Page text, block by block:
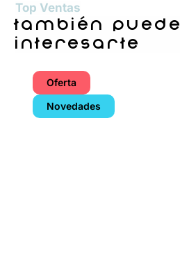
Top Ventas
también puede
interesarte
Oferta
Novedades